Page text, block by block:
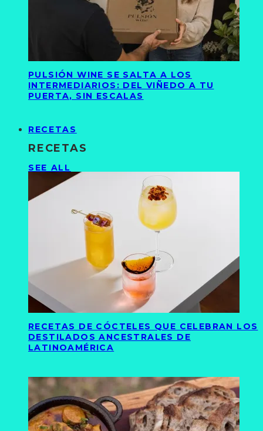
PULSIÓN WINE SE SALTA A LOS
INTERMEDIARIOS: DEL VIÑEDO A TU
PUERTA, SIN ESCALAS
RECETAS
RECETAS
SEE ALL
RECETAS DE CÓCTELES QUE CELEBRAN LOS
DESTILADOS ANCESTRALES DE
LATINOAMÉRICA